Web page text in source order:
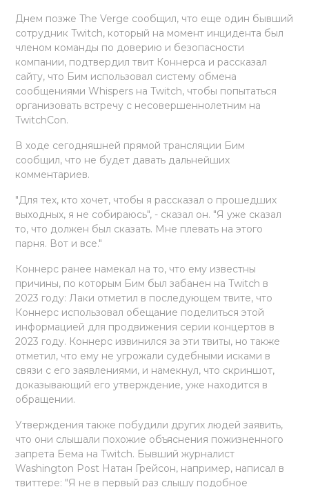
Днем позже The Verge сообщил, что еще один бывший
сотрудник Twitch, который на момент инцидента был
членом команды по доверию и безопасности
компании, подтвердил твит Коннерса и рассказал
сайту, что Бим использовал систему обмена
сообщениями Whispers на Twitch, чтобы попытаться
организовать встречу с несовершеннолетним на
TwitchCon.
В ходе сегодняшней прямой трансляции Бим
сообщил, что не будет давать дальнейших
комментариев.
"Для тех, кто хочет, чтобы я рассказал о прошедших
выходных, я не собираюсь", - сказал он. "Я уже сказал
то, что должен был сказать. Мне плевать на этого
парня. Вот и все."
Коннерс ранее намекал на то, что ему известны
причины, по которым Бим был забанен на Twitch в
2023 году: Лаки отметил в последующем твите, что
Коннерс использовал обещание поделиться этой
информацией для продвижения серии концертов в
2023 году. Коннерс извинился за эти твиты, но также
отметил, что ему не угрожали судебными исками в
связи с его заявлениями, и намекнул, что скриншот,
доказывающий его утверждение, уже находится в
обращении.
Утверждения также побудили других людей заявить,
что они слышали похожие объяснения пожизненного
запрета Бема на Twitch. Бывший журналист
Washington Post Натан Грейсон, например, написал в
твиттере: "Я не в первый раз слышу подобное